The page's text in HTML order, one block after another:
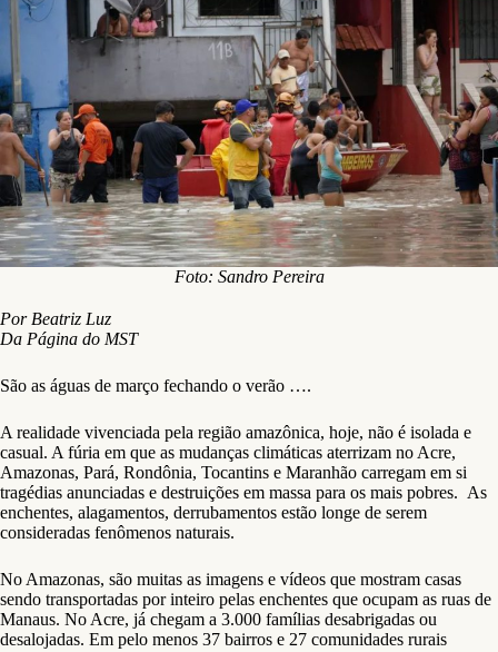
Foto: Sandro Pereira
Por Beatriz Luz
Da Página do MST
São as águas de março fechando o verão ….
A realidade vivenciada pela região amazônica, hoje, não é isolada e
casual. A fúria em que as mudanças climáticas aterrizam no Acre,
Amazonas, Pará, Rondônia, Tocantins e Maranhão carregam em si
tragédias anunciadas e destruições em massa para os mais pobres. As
enchentes, alagamentos, derrubamentos estão longe de serem
consideradas fenômenos naturais.
No Amazonas, são muitas as imagens e vídeos que mostram casas
sendo transportadas por inteiro pelas enchentes que ocupam as ruas de
Manaus. No Acre, já chegam a 3.000 famílias desabrigadas ou
desalojadas. Em pelo menos 37 bairros e 27 comunidades rurais